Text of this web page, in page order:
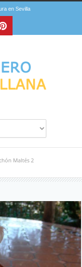
en Sevilla
Maltés 2